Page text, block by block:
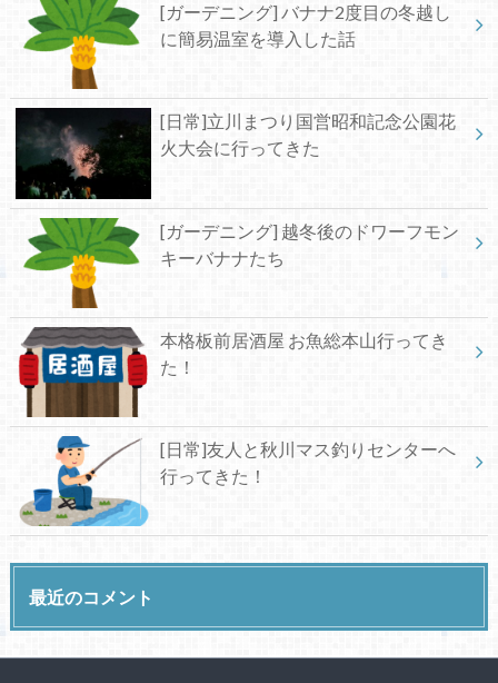
[ガーデニング] バナナ2度目の冬越し
に簡易温室を導入した話
[日常]立川まつり国営昭和記念公園花
火大会に行ってきた
[ガーデニング] 越冬後のドワーフモン
キーバナナたち
本格板前居酒屋 お魚総本山行ってき
た！
[日常]友人と秋川マス釣りセンターへ
行ってきた！
最近のコメント